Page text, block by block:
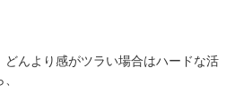
んより感がツラい場合はハードな活